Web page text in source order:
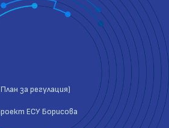
за регулация)
ЕСУ Борисова